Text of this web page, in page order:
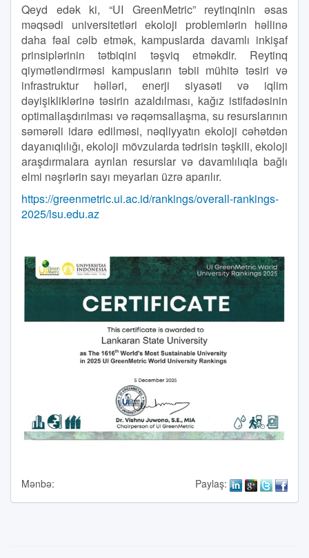
Qeyd edək ki, “UI GreenMetric” reytinqinin əsas
məqsədi universitetləri ekoloji problemlərin həllinə
daha fəal cəlb etmək, kampuslarda davamlı inkişaf
prinsiplərinin tətbiqini təşviq etməkdir. Reytinq
qiymətləndirməsi kampusların təbii mühitə təsiri və
infrastruktur həlləri, enerji siyasəti və iqlim
dəyişikliklərinə təsirin azaldılması, kağız istifadəsinin
optimallaşdırılması və rəqəmsallaşma, su resurslarının
səmərəli idarə edilməsi, nəqliyyatın ekoloji cəhətdən
dayanıqlılığı, ekoloji mövzularda tədrisin təşkili, ekoloji
araşdırmalara ayrılan resurslar və davamlılıqla bağlı
elmi nəşrlərin sayı meyarları üzrə aparılır.
https://greenmetric.ui.ac.id/rankings/overall-rankings-
2025/lsu.edu.az
Mənbə: Paylaş: